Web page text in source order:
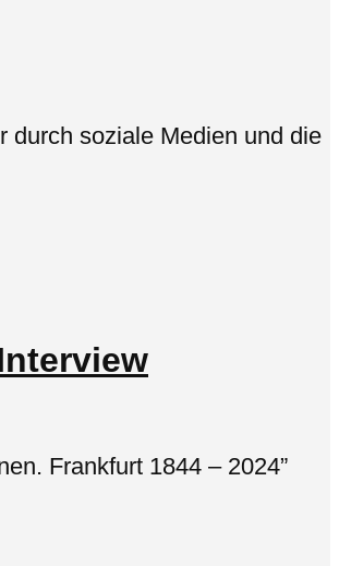
durch soziale Medien und die
Frankfurt 1844 – 2024”